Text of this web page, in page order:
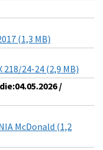
(1,3 MB)
218/24-24 (2,9 MB)
/
McDonald (1,2